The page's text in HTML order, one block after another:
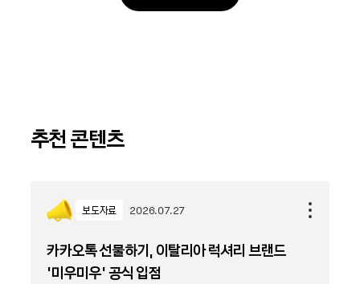
추천 콘텐츠
보도자료 2026.07.27
카카오톡 선물하기, 이탈리아 럭셔리 브랜드
'미우미우' 공식 입점